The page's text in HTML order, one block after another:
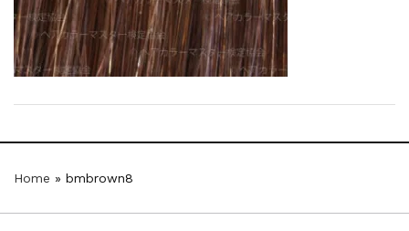
9月24日頃よりオンラインショップの送料...
新着情報
2024.4.10
在庫処分セールのお知らせ【なくなり次第終...
新着情報
2024.4.9
Home » bmbrown8